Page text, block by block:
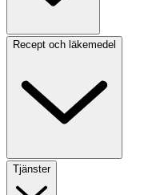
Recept och läkemedel
Tjänster